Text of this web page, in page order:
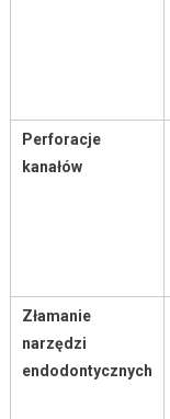
Perforacje
kanałów
Złamanie
narzędzi
endodontycznych